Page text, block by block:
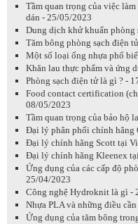
Tầm quan trọng của việc
dán - 25/05/2023
Dung dịch khử khuẩn phòng
Tăm bông phòng sạch điện
Một số loại ống nhựa phổ
Khăn lau thực phẩm và ứng
Phòng sạch điện tử là gì ? -
Food contact certification
08/05/2023
Tầm quan trọng của bảo hộ
Đại lý phân phối chính hãng
Đại lý chính hãng Scott tại
Đại lý chính hãng Kleenex
Ứng dụng của các cấp độ
25/04/2023
Công nghệ Hydroknit là gì -
Nhựa PLA và những điều
Ứng dụng của tăm bông